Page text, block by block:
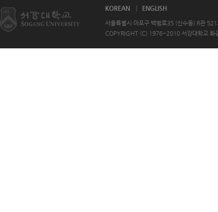
KOREAN ENGLISH
서울특별시 마포구 백범로35 (신수동) R
COPYRIGHT (C) 1976~2010 서강대학교 화